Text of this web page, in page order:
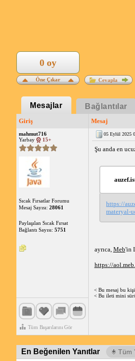
Öne Çıkar
0 oy
Cevapla
Mesajlar Bağlantılar
Giriş Mesaj
mahmut716
Yarbay
15+
Sıcak Fırsatlar Forumu
Mesaj Sayısı: 28061
Paylaşılan Sıcak Fırsat
Bağlantı Sayısı: 5751
Tüm Başarılarını Gör
05 Eylül 2025
Şu anda en
https://
materyal-
ayrıca, Meb'in
https://
< Bu mesaj bu
< Bu ileti mini
En Beğenilen Yanıtlar Tüm